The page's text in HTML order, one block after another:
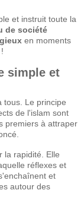
et instruit toute la
de société
en moments
simple et
tous. Le principe
de l'islam sont
premiers à attraper
la rapidité. Elle
réflexes et
et
autour des